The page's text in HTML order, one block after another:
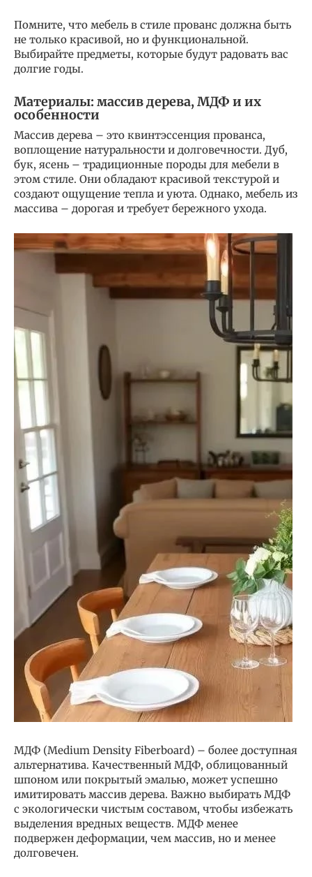
Помните, что мебель в стиле прованс должна быть
не только красивой, но и функциональной.
Выбирайте предметы, которые будут радовать вас
долгие годы.
Материалы: массив дерева, МДФ и их
особенности
Массив дерева – это квинтэссенция прованса,
воплощение натуральности и долговечности. Дуб,
бук, ясень – традиционные породы для мебели в
этом стиле. Они обладают красивой текстурой и
создают ощущение тепла и уюта. Однако, мебель из
массива – дорогая и требует бережного ухода.
МДФ (Medium Density Fiberboard) – более доступная
альтернатива. Качественный МДФ, облицованный
шпоном или покрытый эмалью, может успешно
имитировать массив дерева. Важно выбирать МДФ
с экологически чистым составом, чтобы избежать
выделения вредных веществ. МДФ менее
подвержен деформации, чем массив, но и менее
долговечен.